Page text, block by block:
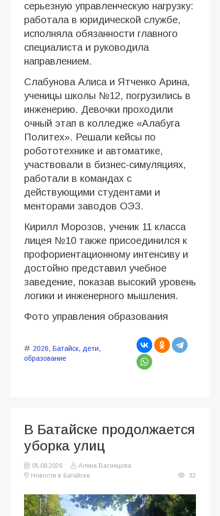
серьезную управленческую нагрузку:
работала в юридической службе,
исполняла обязанности главного
специалиста и руководила
направлением.
Слабунова Алиса и Ятченко Арина,
ученицы школы №12, погрузились в
инженерию. Девочки проходили
очный этап в колледже «Алабуга
Политех». Решали кейсы по
робототехнике и автоматике,
участвовали в бизнес-симуляциях,
работали в командах с
действующими студентами и
менторами заводов ОЭЗ.
Кирилл Морозов, ученик 11 класса
лицея №10 также присоединился к
профориентационному интенсиву и
достойно представил учебное
заведение, показав высокий уровень
логики и инженерного мышления.
Фото управления образования
2026, Батайск, дети,
образование
В Батайске продолжается
уборка улиц
05.08.2026
Алена Васнецова
Новости в Батайске
32